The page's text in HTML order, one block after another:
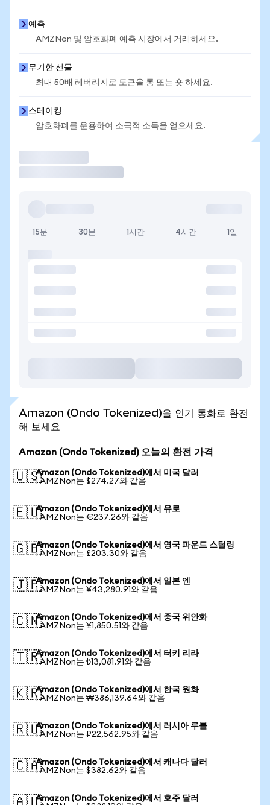
예측
AMZNon 및 암호화폐 예측 시장에서 거래하세요.
무기한 선물
최대 50배 레버리지로 토큰을 롱 또는 숏 하세요.
스테이킹
암호화폐를 운용하여 소극적 소득을 얻으세요.
15분 30분 1시간 4시간 1일
Amazon (Ondo Tokenized)을 인기 통화로 환전
해 보세요
Amazon (Ondo Tokenized) 오늘의 환전 가격
🇺🇸Amazon (Ondo Tokenized)에서 미국 달러
1 AMZNon는 $274.27와 같음
🇪🇺Amazon (Ondo Tokenized)에서 유로
1 AMZNon는 €237.26와 같음
🇬🇧Amazon (Ondo Tokenized)에서 영국 파운드 스털링
1 AMZNon는 £203.30와 같음
🇯🇵Amazon (Ondo Tokenized)에서 일본 엔
1 AMZNon는 ¥43,280.91와 같음
🇨🇳Amazon (Ondo Tokenized)에서 중국 위안화
1 AMZNon는 ¥1,850.51와 같음
🇹🇷Amazon (Ondo Tokenized)에서 터키 리라
1 AMZNon는 ₺13,081.91와 같음
🇰🇷Amazon (Ondo Tokenized)에서 한국 원화
1 AMZNon는 ₩386,139.64와 같음
🇷🇺Amazon (Ondo Tokenized)에서 러시아 루블
1 AMZNon는 ₽22,562.95와 같음
🇨🇦Amazon (Ondo Tokenized)에서 캐나다 달러
1 AMZNon는 $382.62와 같음
Amazon (Ondo Tokenized)에서 호주 달러